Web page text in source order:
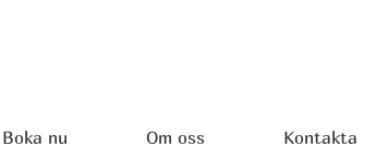
Boka nu Om oss Kontakta